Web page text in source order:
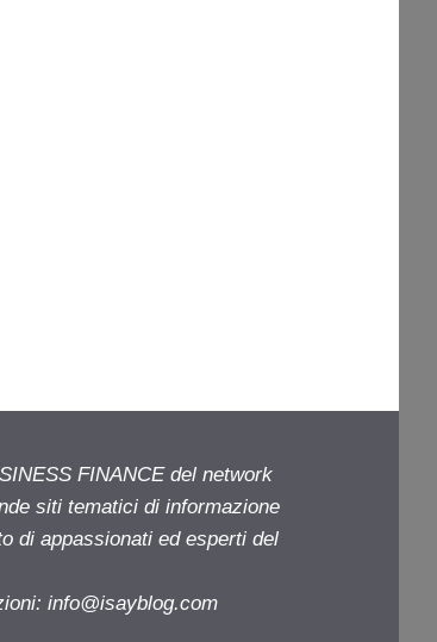
FINANCE del network
siti tematici di informazione
di appassionati ed esperti del
info@isayblog.com